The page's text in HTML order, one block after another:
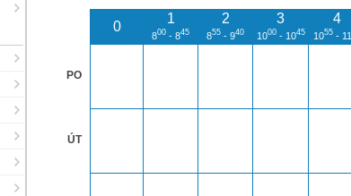
0
1
800 - 845
2
855 - 940
3
1000- 1045
4
1055- 11
PO
ÚT